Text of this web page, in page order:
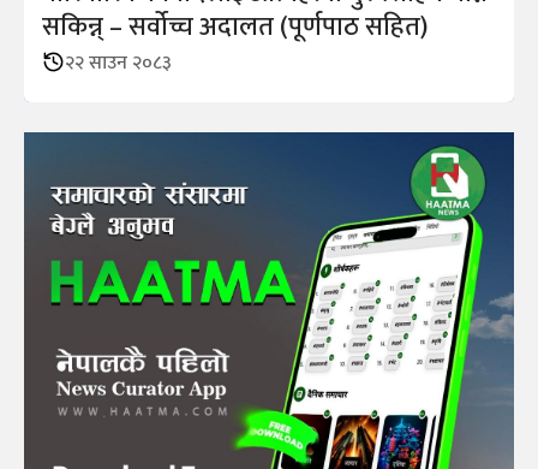
सकिन्न् – सर्वोच्च अदालत (पूर्णपाठ सहित)
२२ साउन २०८३